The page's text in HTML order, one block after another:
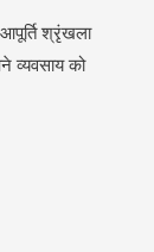
श्रृंखला
व्यवसाय को